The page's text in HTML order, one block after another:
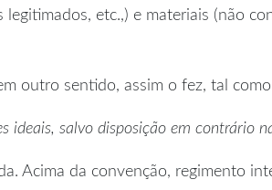
etc.,) e materiais (não
outro sentido, assim o fez, tal
ideais, salvo disposição em contrário
Acima da convenção, regimento